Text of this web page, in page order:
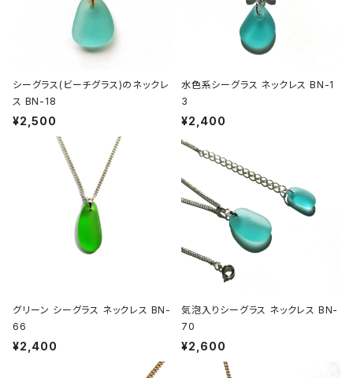
シーグラス(ビーチグラス)のネックレ
ス BN-18
¥2,500
水色系シーグラス ネックレス BN-1
3
¥2,400
グリーン シーグラス ネックレス BN-
66
¥2,400
気泡入りシーグラス ネックレス BN-
70
¥2,600